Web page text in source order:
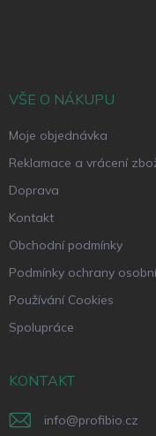
VŠE O NÁKUPU
Moje objednávka
Reklamace a vrácení
Doprava
Kontakt
Obchodní podmínky
Podmínky ochrany
Používání Cookies
Spolupráce
KONTAKT
info@profibio.cz